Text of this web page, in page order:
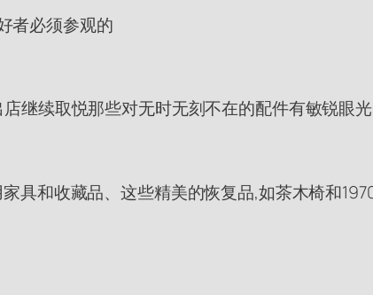
者必须参观的
继续取悦那些对无时无刻不在的配件有敏锐眼
具和收藏品、这些精美的恢复品,如茶木椅和